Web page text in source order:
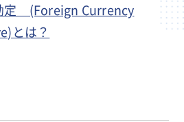
定 (Foreign Currency
とは？